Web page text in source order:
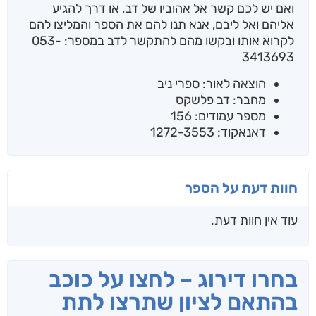
ואם יש לכם קשר אל אהוביו של דב, או דרך להגיע
אליהם ואל ליבם, אנא תנו להם את הספר והמליצו להם
לקרוא אותו ובקשו מהם להתקשר לדב במספר: 053-
3413693
הוצאה לאור: ספרי ניב
מחבר: דב פלשקס
מספר עמודים: 156
דאנאקוד: 1272-3553
חוות דעת על הספר
עוד אין חוות דעת.
בחרו דירוג – לחצו על כוכב
בהתאם לציון שתרצו לתת